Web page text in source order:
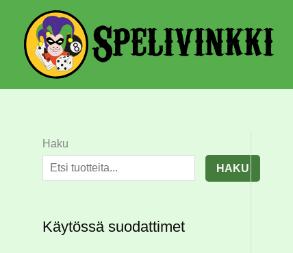
Haku
HAKU
Käytössä suodattimet